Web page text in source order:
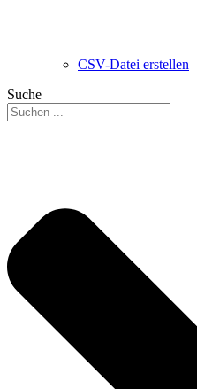
CSV-Datei erstellen
Suche